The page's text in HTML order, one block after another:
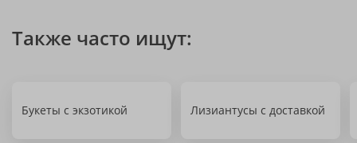
Также часто ищут:
Букеты с экзотикой Лизиантусы с доставкой